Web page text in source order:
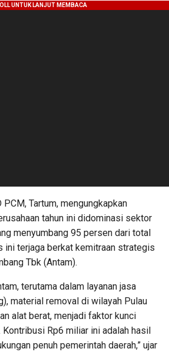
Tartum, mengungkapkan
tahun ini didominasi sektor
menyumbang 95 persen dari total
ini terjaga berkat kemitraan strategis
Tbk (Antam).
terutama dalam layanan jasa
material removal di wilayah Pulau
alat berat, menjadi faktor kunci
Rp6 miliar ini adalah hasil
penuh pemerintah daerah,” ujar